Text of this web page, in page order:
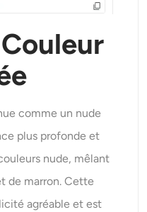
comme un nude
plus profonde et
nude, mêlant
de marron. Cette
agréable et est